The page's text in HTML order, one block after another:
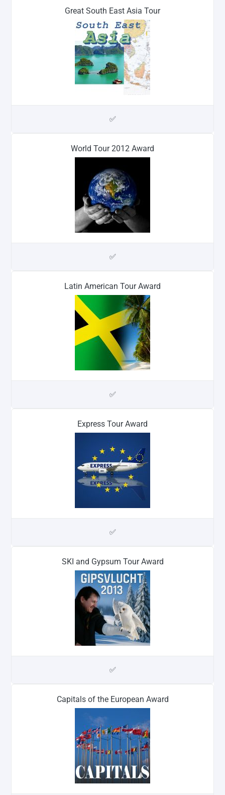
Great South East Asia Tour
✅
World Tour 2012 Award
✅
Latin American Tour Award
✅
Express Tour Award
✅
SKI and Gypsum Tour Award
✅
Capitals of the European Award